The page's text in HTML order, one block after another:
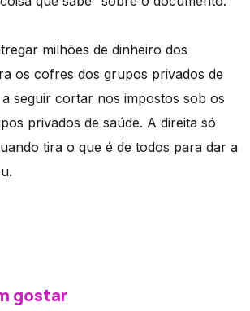
milhões de dinheiro dos
os cofres dos grupos privados de
seguir cortar nos impostos sob os
privados de saúde. A direita só
tira o que é de todos para dar a
gostar